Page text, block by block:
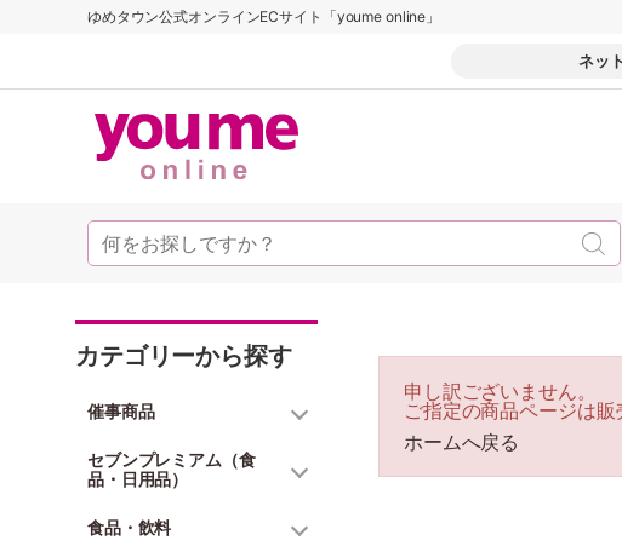
ゆめタウン公式オンラインECサイト「youme online」
ネッ
カテゴリーから探す
催事商品
セブンプレミアム（食
品・日用品）
食品・飲料
申し訳ございません。
ご指定の商品ページは販
ホームへ戻る